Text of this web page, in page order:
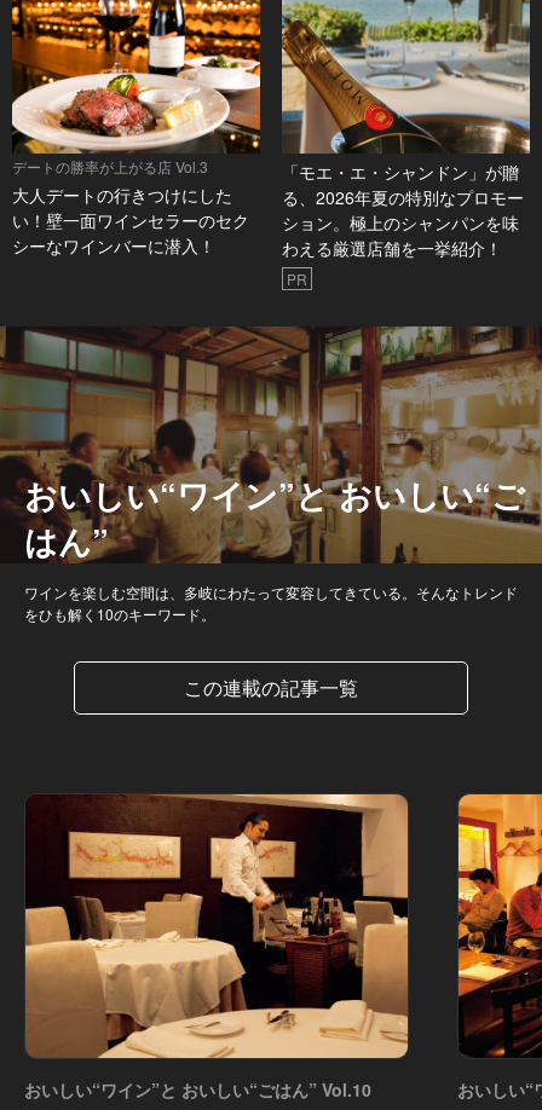
デートの勝率が上がる店 Vol.3
大人デートの行きつけにした
い！壁一面ワインセラーのセク
シーなワインバーに潜入！
「モエ・エ・シャンドン」が贈
る、2026年夏の特別なプロモー
ション。極上のシャンパンを味
わえる厳選店舗を一挙紹介！
PR
おいしい“ワイン”と おいしい“ご
はん”
ワインを楽しむ空間は、多岐にわたって変容してきている。そんなトレンド
をひも解く10のキーワード。
この連載の記事一覧
おいしい“ワイン”と おいしい“ごはん” Vol.10 おいしい“